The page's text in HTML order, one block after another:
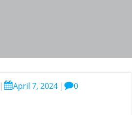
| April 7, 2024 | 0